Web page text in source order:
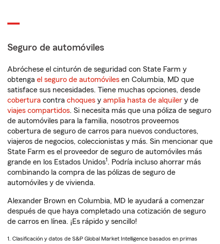
Seguro de automóviles
Abróchese el cinturón de seguridad con State Farm y
obtenga el seguro de automóviles en Columbia, MD que
satisface sus necesidades. Tiene muchas opciones, desde
cobertura contra choques y amplia hasta de alquiler y de
viajes compartidos. Si necesita más que una póliza de seguro
de automóviles para la familia, nosotros proveemos
cobertura de seguro de carros para nuevos conductores,
viajeros de negocios, coleccionistas y más. Sin mencionar que
State Farm es el proveedor de seguro de automóviles más
grande en los Estados Unidos1. Podría incluso ahorrar más
combinando la compra de las pólizas de seguro de
automóviles y de vivienda.
Alexander Brown en Columbia, MD le ayudará a comenzar
después de que haya completado una cotización de seguro
de carros en línea. ¡Es rápido y sencillo!
1. Clasificación y datos de S&P Global Market Intelligence basados en primas